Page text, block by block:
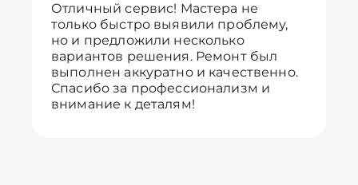
Отличный сервис! Мастера не
только быстро выявили проблему,
но и предложили несколько
вариантов решения. Ремонт был
выполнен аккуратно и качественно.
Спасибо за профессионализм и
внимание к деталям!